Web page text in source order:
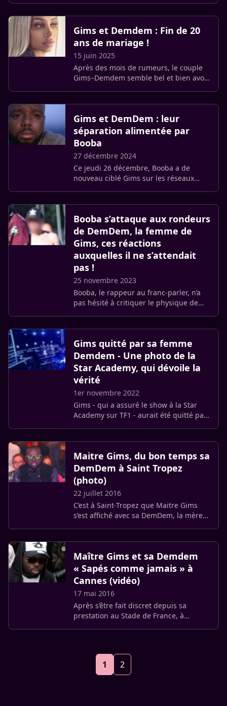
Gims et Demdem : Fin de 20
ans de mariage !
15 juin 2025
Après des mois de rumeurs, le couple
Gims–Demdem semble bel et bien avoir
Gims et DemDem : leur
séparation alimentée par
Booba
27 décembre 2024
Ce jeudi 26 décembre, Booba a de
nouveau ciblé Gims sur les réseaux
Booba s’attaque aux rondeurs
de DemDem, la femme de
Gims, ces réactions
auxquelles il ne s’attendait
pas !
25 novembre 2023
Booba, le rappeur au franc-parler, n’a
pas hésité à critiquer le physique de
Gims quitté par sa femme
Demdem - Une photo de la
Star Academy, qui dévoile la
vérité
1er novembre 2022
Gims - qui a assuré le show à la Star
Academy sur TF1 - aurait été quitté par
Maitre Gims, du bon temps sa
DemDem à Saint Tropez
(photo)
22 juillet 2016
C’est à Saint-Tropez que Maitre Gims
s’est affiché avec sa DemDem, la mère
Maître Gims et sa Demdem
« Sapés comme jamais » à
Cannes (vidéo)
17 mai 2016
Après s’être fait discret depuis sa
prestation au Stade de France, à
1 2